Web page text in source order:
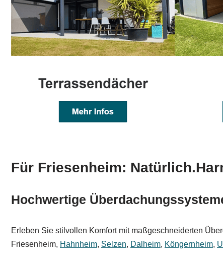
Für Friesenheim:
Hochwertige
Erleben Sie stilvollen Komfort mit maßgeschneiderten
Friesenheim, Hahnheim, Selzen, Dalheim, Köngernheim,